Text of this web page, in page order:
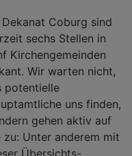
Dekanat Coburg sind
sechs Stellen in
Kirchengemeinden
Wir warten nicht,
potentielle
uns finden,
gehen aktiv auf
zu: Unter anderem mit